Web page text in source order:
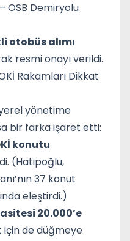
OSB Demiryolu
otobüs alımı
resmi onayı verildi.
Rakamları Dikkat
yönetime
bir farka işaret etti:
konutu
(Hatipoğlu,
37 konut
eleştirdi.)
20.000’e
için de düğmeye